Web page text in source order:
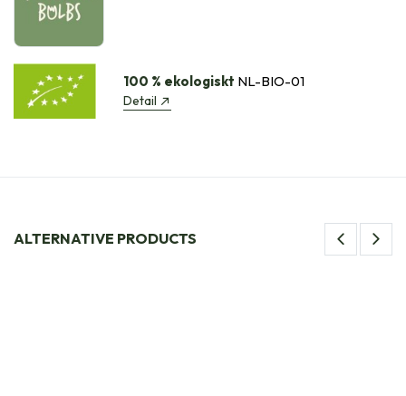
100 % ekologiskt NL-BIO-01
Detail
ALTERNATIVE PRODUCTS